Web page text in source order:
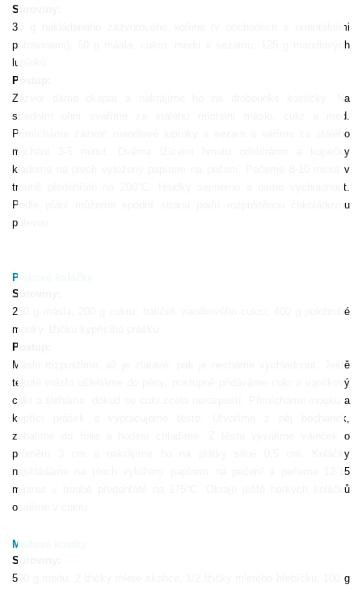
Suroviny:
30 g nakládaného zázvorového kořene (v obchodech s orientálními
potravinami), 50 g másla, cukru, medu a sezamu, 125 g mandlových
lupínků.
Postup:
Zázvor dáme okapat a nakrájíme ho na drobounké kostičky. Na
středním ohni svaříme za stálého míchání máslo, cukr a med.
Přimícháme zázvor, mandlové lupínky a sezam a vaříme za stálého
míchání 3-5 minut. Dvěma lžícemi hmotu odebíráme a kopečky
klademe na plech vyložený papírem na pečení. Pečeme 8-10 minut v
troubě předehřáté na 200°C. Hrudky sejmeme a dáme vychladnout.
Podle přání můžeme spodní stranu potřít rozpuštěnou čokoládovou
polevou.
Pískové koláčky
Suroviny:
250 g másla, 200 g cukru, balíček vanilkového cukru, 400 g polohrubé
mouky, lžičku kypřícího prášku.
Postup:
Máslo rozpustíme, až je zlatavé; pak je necháme vychladnout. Ještě
tekuté máslo ušleháme do pěny, postupně přidáváme cukr a vanilkový
cukr a šleháme, dokud se cukr zcela nerozpustí. Přimícháme mouku a
kypřící prášek a vypracujeme těsto. Utvoříme z něj bochánek,
zabalíme do fólie a hodinu chladíme. Z těsta vyválíme váleček o
průměru 3 cm a nakrájíme ho na plátky silné 0,5 cm. Koláčky
naskládáme na plech vyložený papírem na pečení a pečeme 12-15
mininut v troubě předehřáté na 175°C. Okraje ještě horkých koláčků
obalíme v cukru.
Medové kostky
Suroviny:
500 g medu, 2 lžičky mleté skořice, 1/2 lžičky mletého hřebíčku, 100 g